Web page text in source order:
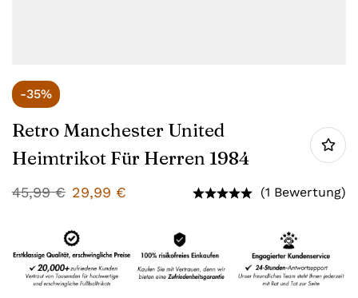
-35%
Retro Manchester United
Heimtrikot Für Herren 1984
45,99€ 29,99 € (1 Bewertung)